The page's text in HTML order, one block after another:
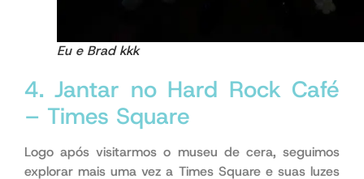
Eu e Brad kkk
4. Jantar no Hard Rock Café
– Times Square
Logo após visitarmos o museu de cera, seguimos
explorar mais uma vez a Times Square e suas luzes